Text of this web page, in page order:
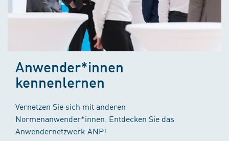
Anwender*innen
kennenlernen
Vernetzen Sie sich mit anderen
Normenanwender*innen. Entdecken Sie das
Anwendernetzwerk ANP!